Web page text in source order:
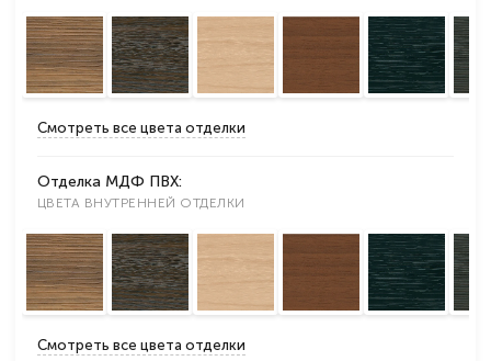
Смотреть все цвета отделки
Отделка МДФ ПВХ:
ЦВЕТА ВНУТРЕННЕЙ ОТДЕЛКИ
Смотреть все цвета отделки